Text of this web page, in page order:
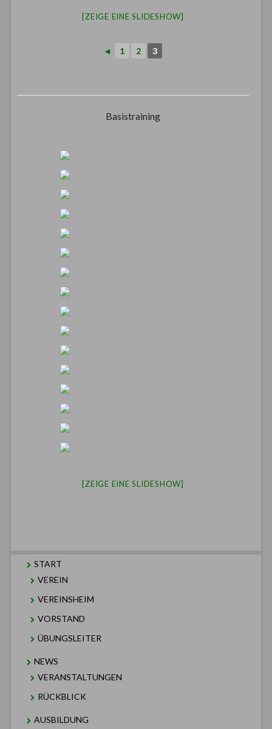
[ZEIGE EINE SLIDESHOW]
◄ 1 2 3
Basistraining
[ZEIGE EINE SLIDESHOW]
START
VEREIN
VEREINSHEIM
VORSTAND
ÜBUNGSLEITER
NEWS
VERANSTALTUNGEN
RÜCKBLICK
AUSBILDUNG